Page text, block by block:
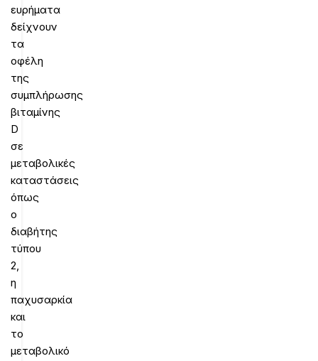
ευρήματα
δείχνουν
τα
οφέλη
της
συμπλήρωσης
βιταμίνης
D
σε
μεταβολικές
καταστάσεις
όπως
ο
διαβήτης
τύπου
2,
η
παχυσαρκία
και
το
μεταβολικό